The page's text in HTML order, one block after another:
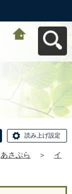
読み上げ設定
あさぷら ＞
イ